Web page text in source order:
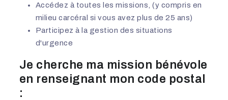
Accédez à toutes les missions, (y compris en
milieu carcéral si vous avez plus de 25 ans)
Participez à la gestion des situations
d'urgence
Je cherche ma mission bénévole
en renseignant mon code postal
: